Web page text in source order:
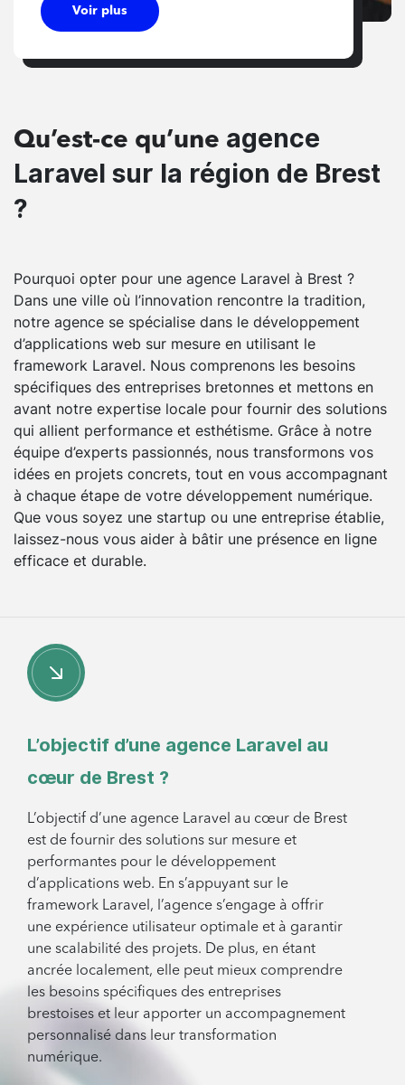
Voir plus
Qu’est-ce qu’une agence
Laravel sur la région de Brest
?
Pourquoi opter pour une agence Laravel à Brest ?
Dans une ville où l’innovation rencontre la tradition,
notre agence se spécialise dans le développement
d’applications web sur mesure en utilisant le
framework Laravel. Nous comprenons les besoins
spécifiques des entreprises bretonnes et mettons en
avant notre expertise locale pour fournir des solutions
qui allient performance et esthétisme. Grâce à notre
équipe d’experts passionnés, nous transformons vos
idées en projets concrets, tout en vous accompagnant
à chaque étape de votre développement numérique.
Que vous soyez une startup ou une entreprise établie,
laissez-nous vous aider à bâtir une présence en ligne
efficace et durable.
L’objectif d’une agence Laravel au
cœur de Brest ?
L’objectif d’une agence Laravel au cœur de Brest
est de fournir des solutions sur mesure et
performantes pour le développement
d’applications web. En s’appuyant sur le
framework Laravel, l’agence s’engage à offrir
une expérience utilisateur optimale et à garantir
une scalabilité des projets. De plus, en étant
ancrée localement, elle peut mieux comprendre
les besoins spécifiques des entreprises
brestoises et leur apporter un accompagnement
personnalisé dans leur transformation
numérique.